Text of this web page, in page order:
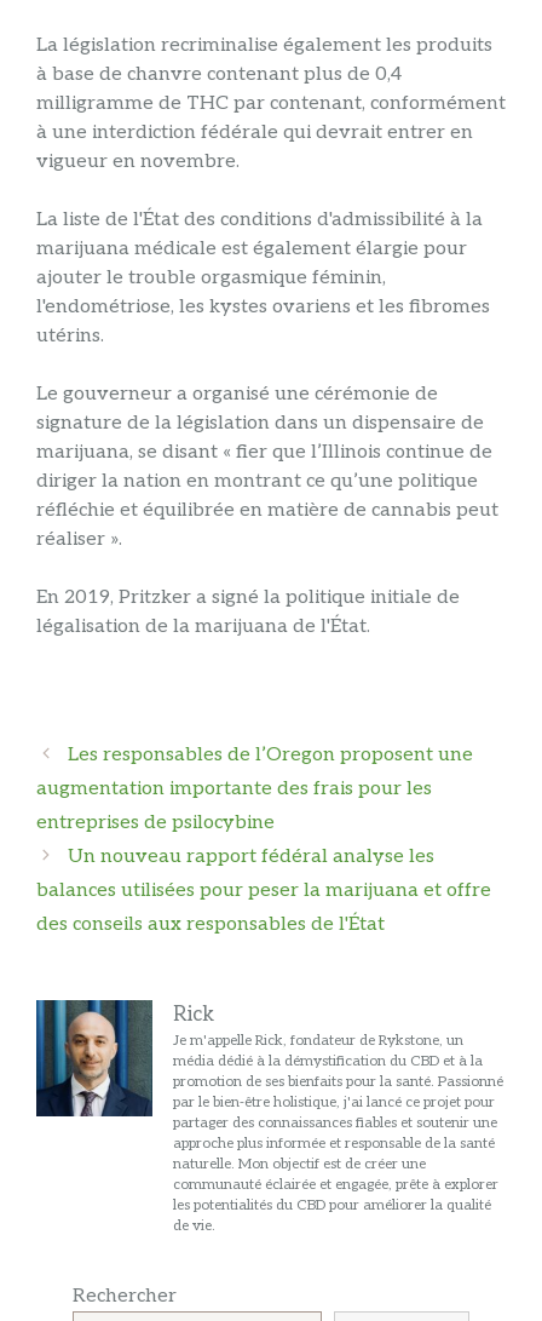
La législation recriminalise également les produits
à base de chanvre contenant plus de 0,4
milligramme de THC par contenant, conformément
à une interdiction fédérale qui devrait entrer en
vigueur en novembre.
La liste de l'État des conditions d'admissibilité à la
marijuana médicale est également élargie pour
ajouter le trouble orgasmique féminin,
l'endométriose, les kystes ovariens et les fibromes
utérins.
Le gouverneur a organisé une cérémonie de
signature de la législation dans un dispensaire de
marijuana, se disant « fier que l’Illinois continue de
diriger la nation en montrant ce qu’une politique
réfléchie et équilibrée en matière de cannabis peut
réaliser ».
En 2019, Pritzker a signé la politique initiale de
légalisation de la marijuana de l'État.
Navigation
des
articles
Les responsables de l’Oregon proposent une
augmentation importante des frais pour les
entreprises de psilocybine
Un nouveau rapport fédéral analyse les
balances utilisées pour peser la marijuana et offre
des conseils aux responsables de l'État
Rick
Je m'appelle Rick, fondateur de Rykstone, un
média dédié à la démystification du CBD et à la
promotion de ses bienfaits pour la santé. Passionné
par le bien-être holistique, j'ai lancé ce projet pour
partager des connaissances fiables et soutenir une
approche plus informée et responsable de la santé
naturelle. Mon objectif est de créer une
communauté éclairée et engagée, prête à explorer
les potentialités du CBD pour améliorer la qualité
de vie.
Rechercher